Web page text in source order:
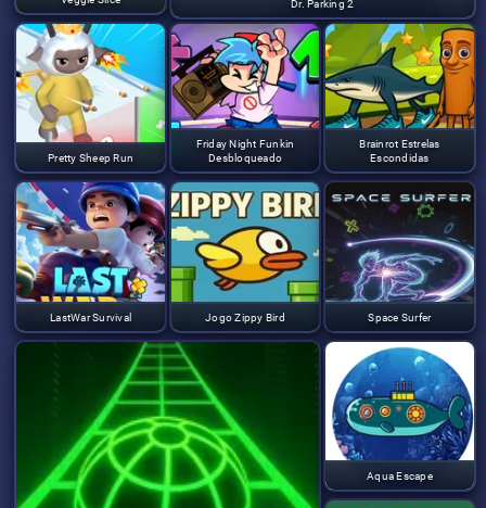
Dr. Parking 2
Pretty Sheep Run
Friday Night Funkin
Desbloqueado
Brainrot Estrelas
Escondidas
LastWar Survival Jogo Zippy Bird Space Surfer
Aqua Escape